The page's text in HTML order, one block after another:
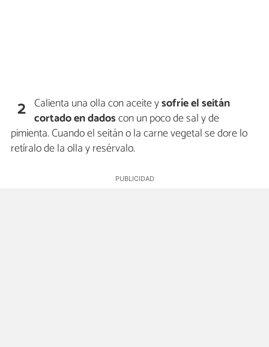
2 Calienta una olla con aceite ysofríe el seitán
cortado en dadoscon un poco de sal y de
pimienta. Cuando el seitán o la carne vegetal se dore lo
retíralo de la olla y resérvalo.